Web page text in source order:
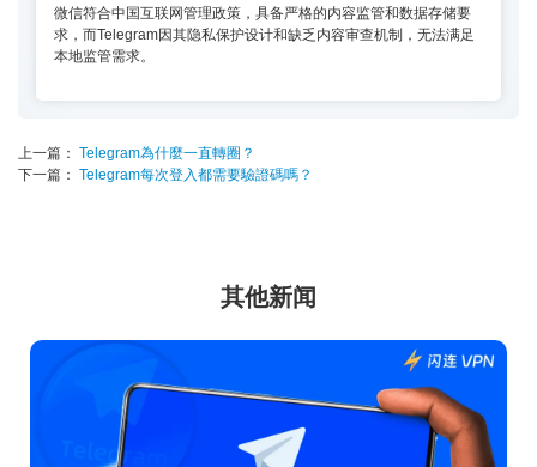
微信符合中国互联网管理政策，具备严格的内容监管和数据存储要
求，而Telegram因其隐私保护设计和缺乏内容审查机制，无法满足
本地监管需求。
上一篇： Telegram為什麼一直轉圈？
下一篇： Telegram每次登入都需要驗證碼嗎？
其他新闻